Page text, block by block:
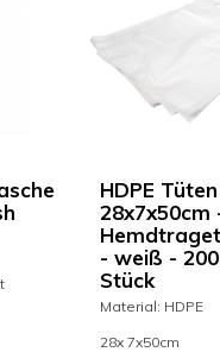
HDPE
28x7x50cm
- weiß -
Stück
Material: HDPE
28x 7x50cm